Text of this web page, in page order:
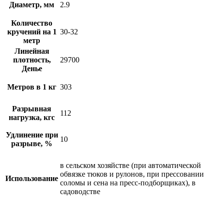
Диаметр, мм 2.9
Количество
кручений на 1
метр
30-32
Линейная
плотность,
Денье
29700
Метров в 1 кг 303
Разрывная
нагрузка, кгс
112
Удлинение при
разрыве, %
10
Использование
в сельском хозяйстве (при автоматической
обвязке тюков и рулонов, при прессовании
соломы и сена на пресс-подборщиках), в
садоводстве